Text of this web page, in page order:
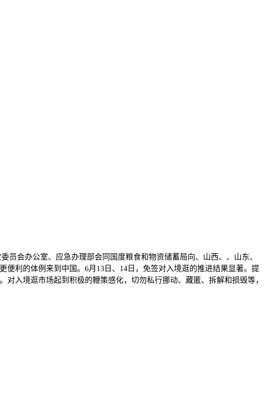
员会办公室、应急办理部会同国度粮食和物资储蓄局向、山西、、山东、
利的体例来到中国。6月13日、14日，免签对入境逛的推进结果显著。提
入境逛市场起到积极的鞭策感化，切勿私行挪动、藏匿、拆解和损毁等，